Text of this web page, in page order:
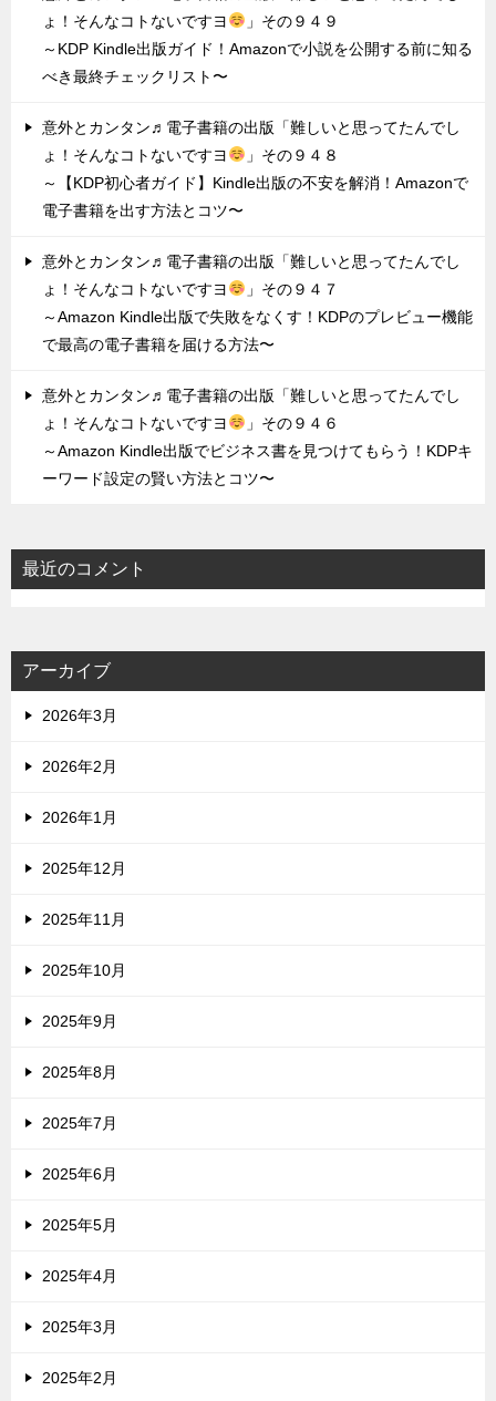
ょ！そんなコトないですヨ
」その９４９
～KDP Kindle出版ガイド！Amazonで小説を公開する前に知る
べき最終チェックリスト〜
意外とカンタン♬電子書籍の出版「難しいと思ってたんでし
ょ！そんなコトないですヨ
」その９４８
～【KDP初心者ガイド】Kindle出版の不安を解消！Amazonで
電子書籍を出す方法とコツ〜
意外とカンタン♬電子書籍の出版「難しいと思ってたんでし
ょ！そんなコトないですヨ
」その９４７
～Amazon Kindle出版で失敗をなくす！KDPのプレビュー機能
で最高の電子書籍を届ける方法〜
意外とカンタン♬電子書籍の出版「難しいと思ってたんでし
ょ！そんなコトないですヨ
」その９４６
～Amazon Kindle出版でビジネス書を見つけてもらう！KDPキ
ーワード設定の賢い方法とコツ〜
最近のコメント
アーカイブ
2026年3月
2026年2月
2026年1月
2025年12月
2025年11月
2025年10月
2025年9月
2025年8月
2025年7月
2025年6月
2025年5月
2025年4月
2025年3月
2025年2月